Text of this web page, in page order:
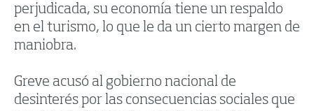
perjudicada, su economía tiene un respaldo
en el turismo, lo que le da un cierto margen de
maniobra.
Greve acusó al gobierno nacional de
desinterés por las consecuencias sociales que